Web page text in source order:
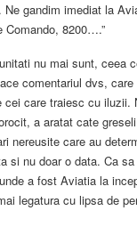
Ne gandim imediat la
Comando, 8200….”
nu mai sunt, ceea
comentariul dvs, care
cei care traiesc cu iluzii.
a aratat cate
nereusite care au
si nu doar o data. Ca
a fost Aviatia la
legatura cu lipsa de